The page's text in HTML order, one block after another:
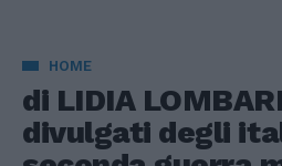
HOME
di LIDIA
divulgati degli